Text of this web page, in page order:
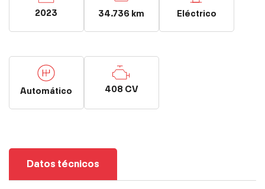
2023 34.736 km Eléctrico
Automático 408 CV
Datos técnicos